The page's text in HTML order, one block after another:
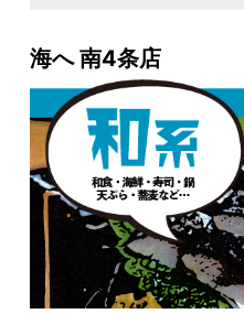
海へ 南4条店